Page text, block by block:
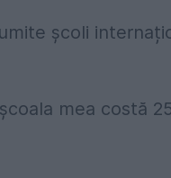
școli
mea costă